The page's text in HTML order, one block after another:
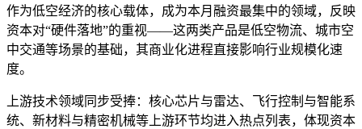
作为低空经济的核心载体，成为本月融资最集中的领域，反映
资本对“硬件落地”的重视——这两类产品是低空物流、城市空
中交通等场景的基础，其商业化进程直接影响行业规模化速
度。
上游技术领域同步受捧：核心芯片与雷达、飞行控制与智能系
统、新材料与精密机械等上游环节均进入热点列表，体现资本